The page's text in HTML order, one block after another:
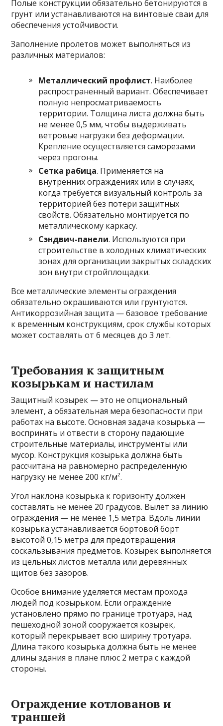
Полые конструкции обязательно бетонируются в
грунт или устанавливаются на винтовые сваи для
обеспечения устойчивости.
Заполнение пролетов может выполняться из
различных материалов:
Металлический профлист. Наиболее
распространенный вариант. Обеспечивает
полную непросматриваемость
территории. Толщина листа должна быть
не менее 0,5 мм, чтобы выдерживать
ветровые нагрузки без деформации.
Крепление осуществляется саморезами
через прогоны.
Сетка рабица. Применяется на
внутренних ограждениях или в случаях,
когда требуется визуальный контроль за
территорией без потери защитных
свойств. Обязательно монтируется по
металлическому каркасу.
Сэндвич-панели. Используются при
строительстве в холодных климатических
зонах для организации закрытых складских
зон внутри стройплощадки.
Все металлические элементы ограждения
обязательно окрашиваются или грунтуются.
Антикоррозийная защита — базовое требование
к временным конструкциям, срок службы которых
может составлять от 6 месяцев до 3 лет.
Требования к защитным
козырькам и настилам
Защитный козырек — это не опциональный
элемент, а обязательная мера безопасности при
работах на высоте. Основная задача козырька —
воспринять и отвести в сторону падающие
строительные материалы, инструменты или
мусор. Конструкция козырька должна быть
рассчитана на равномерно распределенную
нагрузку не менее 200 кг/м².
Угол наклона козырька к горизонту должен
составлять не менее 20 градусов. Вылет за линию
ограждения — не менее 1,5 метра. Вдоль линии
козырька устанавливается бортовой борт
высотой 0,15 метра для предотвращения
соскальзывания предметов. Козырек выполняется
из цельных листов металла или деревянных
щитов без зазоров.
Особое внимание уделяется местам прохода
людей под козырьком. Если ограждение
установлено прямо по границе тротуара, над
пешеходной зоной сооружается козырек,
который перекрывает всю ширину тротуара.
Длина такого козырька должна быть не менее
длины здания в плане плюс 2 метра с каждой
стороны.
Ограждение котлованов и
траншей